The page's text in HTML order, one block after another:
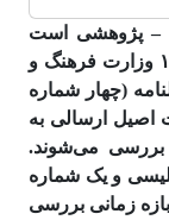
– پژوهشی است
که با مجوز شماره ۲/۲۴۳۲۹ مورخ ۱۳۹۲/۹/۵ وزارت فرهنگ و
به صورت فصلنامه (چهار شماره
اصیل ارسالی به
می‌شوند.
و یک شماره
زمانی بررسی